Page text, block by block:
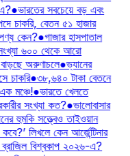
●ভারতের সবচেয়ে বড় এবং
চাকরি, বেতন ৫১ হাজার
কেন?●গাজার হাসপাতাল
৬০০ থেকে আরো
অরুণাচলে●ভ্যানের
চাকরি●৩৮,৬৪০ টাকা বেতনে
মঞ্চে!●ভারতে খেলতে
সংখ্যা কত?●ভালোবাসার
হুমকি সত্ত্বেও তাইওয়ান
লিখলে কেন আর্জেন্টিনার
ব্রাজিল বিশ্বকাপ ২০২৬-এ?